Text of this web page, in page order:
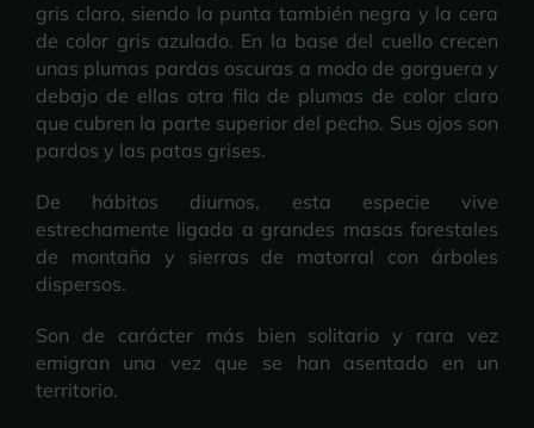
gris claro, siendo la punta también negra y la cera
de color gris azulado. En la base del cuello crecen
unas plumas pardas oscuras a modo de gorguera y
debajo de ellas otra fila de plumas de color claro
que cubren la parte superior del pecho. Sus ojos son
pardos y las patas grises.
De hábitos diurnos, esta especie vive
estrechamente ligada a grandes masas forestales
de montaña y sierras de matorral con árboles
dispersos.
Son de carácter más bien solitario y rara vez
emigran una vez que se han asentado en un
territorio.